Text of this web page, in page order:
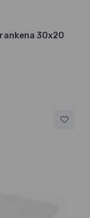
30x20